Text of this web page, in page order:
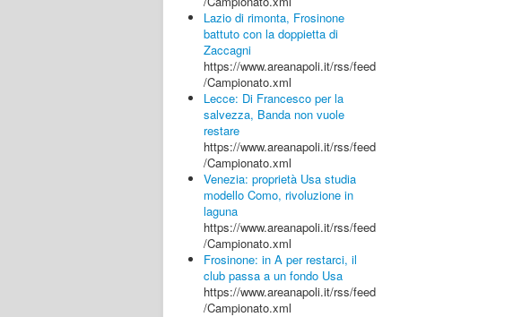
Lazio di rimonta, Frosinone
battuto con la doppietta di
Zaccagni
https://www.areanapoli.it/rss/feed
/Campionato.xml
Lecce: Di Francesco per la
salvezza, Banda non vuole
restare
https://www.areanapoli.it/rss/feed
/Campionato.xml
Venezia: proprietà Usa studia
modello Como, rivoluzione in
laguna
https://www.areanapoli.it/rss/feed
/Campionato.xml
Frosinone: in A per restarci, il
club passa a un fondo Usa
https://www.areanapoli.it/rss/feed
/Campionato.xml